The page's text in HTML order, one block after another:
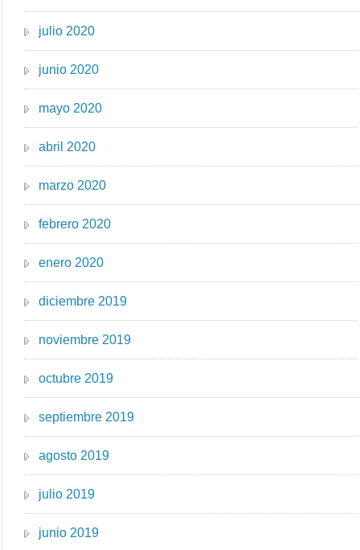
julio 2020
junio 2020
mayo 2020
abril 2020
marzo 2020
febrero 2020
enero 2020
diciembre 2019
noviembre 2019
octubre 2019
septiembre 2019
agosto 2019
julio 2019
junio 2019